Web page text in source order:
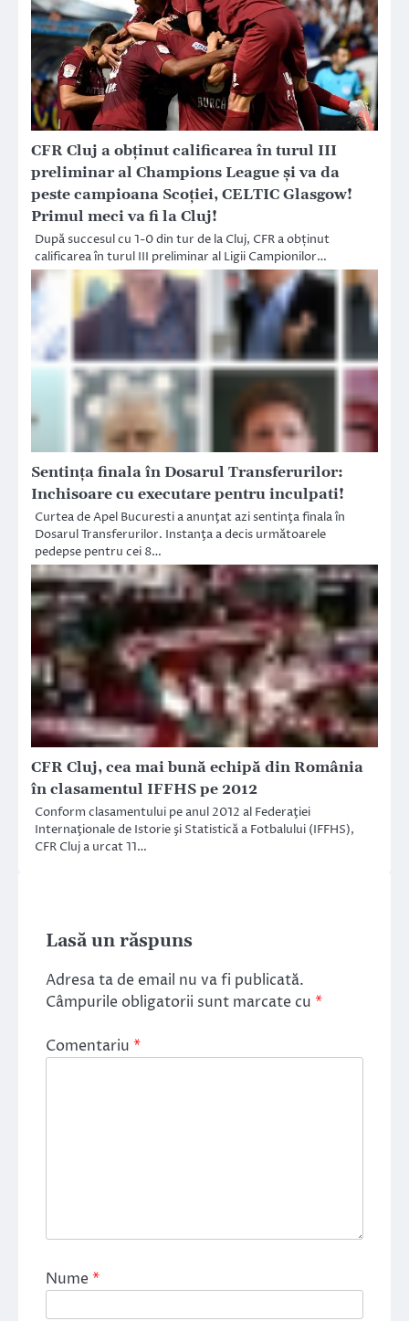
CFR Cluj a obținut calificarea în turul III
preliminar al Champions League și va da
peste campioana Scoției, CELTIC Glasgow!
Primul meci va fi la Cluj!
După succesul cu 1-0 din tur de la Cluj, CFR a obținut
calificarea în turul III preliminar al Ligii Campionilor…
Sentinţa finala în Dosarul Transferurilor:
Inchisoare cu executare pentru inculpati!
Curtea de Apel Bucuresti a anunţat azi sentinţa finala în
Dosarul Transferurilor. Instanţa a decis următoarele
pedepse pentru cei 8…
CFR Cluj, cea mai bună echipă din România
în clasamentul IFFHS pe 2012
Conform clasamentului pe anul 2012 al Federaţiei
Internaţionale de Istorie şi Statistică a Fotbalului (IFFHS),
CFR Cluj a urcat 11…
Lasă un răspuns
Adresa ta de email nu va fi publicată.
Câmpurile obligatorii sunt marcate cu *
Comentariu *
Nume*